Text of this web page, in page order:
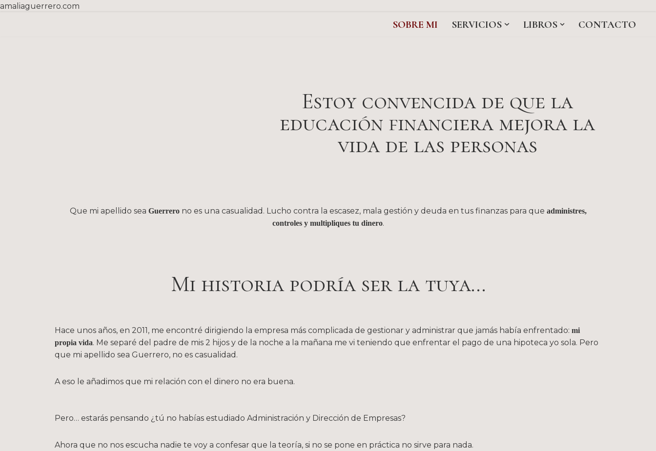
amaliaguerrero.com
SOBRE MI SERVICIOS LIBROS CONTACTO
Estoy convencida de que la
educación financiera mejora la
vida de las personas
Que mi apellido sea Guerrerono es una casualidad. Lucho contra la escasez, mala gestión y deuda en tus finanzas para que administres,
controles y multipliques tu dinero.
Mi historia podría ser la tuya...
Hace unos años, en 2011, me encontré dirigiendo la empresa más complicada de gestionar y administrar que jamás había enfrentado: mi
propia vida. Me separé del padre de mis 2 hijos y de la noche a la mañana me vi teniendo que enfrentar el pago de una hipoteca yo sola. Pero
que mi apellido sea Guerrero, no es casualidad.
A eso le añadimos que mi relación con el dinero no era buena.
Pero… estarás pensando ¿tú no habías estudiado Administración y Dirección de Empresas?
Ahora que no nos escucha nadie te voy a confesar que la teoría, si no se pone en práctica no sirve para nada.